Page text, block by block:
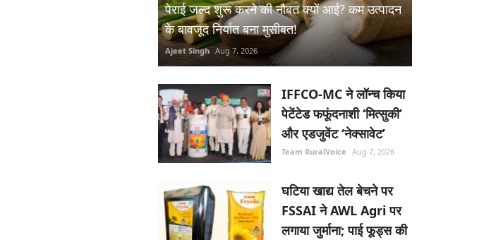
पेराई जल्द शुरू करने की नौबत क्यों आई? कम उत्पादन
के बावजूद निर्यात बना मुसीबत!
Ajeet Singh Aug 7, 2026
IFFCO-MC ने लॉन्च किया
पेटेंटेड फफूंदनाशी ‘मित्सुकी’
और एडजुवेंट ‘नेक्सावेट’
Team RuralVoice Aug 7, 2026
घटिया खाद्य तेल बेचने पर
FSSAI ने AWL Agri पर
लगाया जुर्माना; पाई फूड्स की